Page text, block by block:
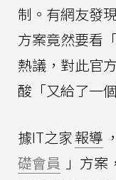
制。有網友發
方案竟然要看
熱議，對此官
酸「又給了一
據IT之家 報導
礎會員 」方案